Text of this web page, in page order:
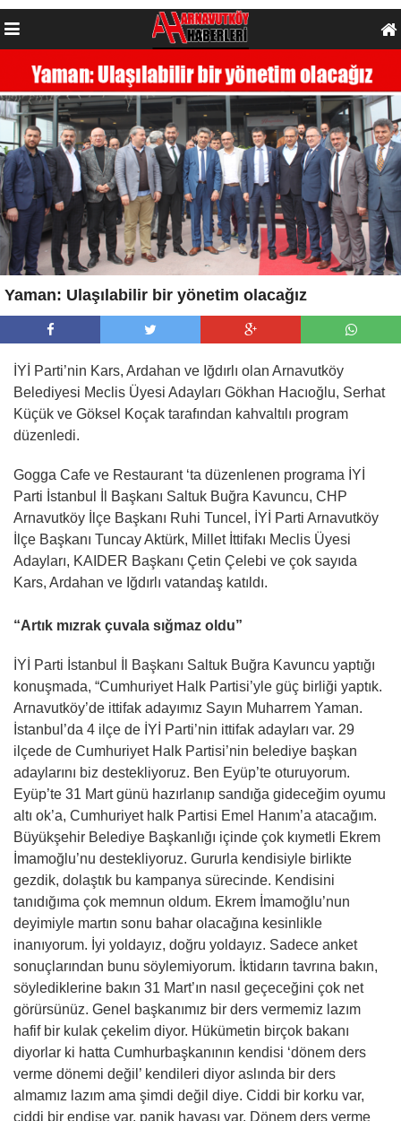
Yaman: Ulaşılabilir bir yönetim olacağız
İYİ Parti’nin Kars, Ardahan ve Iğdırlı olan Arnavutköy
Belediyesi Meclis Üyesi Adayları Gökhan Hacıoğlu, Serhat
Küçük ve Göksel Koçak tarafından kahvaltılı program
düzenledi.
Gogga Cafe ve Restaurant ‘ta düzenlenen programa İYİ
Parti İstanbul İl Başkanı Saltuk Buğra Kavuncu, CHP
Arnavutköy İlçe Başkanı Ruhi Tuncel, İYİ Parti Arnavutköy
İlçe Başkanı Tuncay Aktürk, Millet İttifakı Meclis Üyesi
Adayları, KAIDER Başkanı Çetin Çelebi ve çok sayıda
Kars, Ardahan ve Iğdırlı vatandaş katıldı.
“Artık mızrak çuvala sığmaz oldu”
İYİ Parti İstanbul İl Başkanı Saltuk Buğra Kavuncu yaptığı
konuşmada, “Cumhuriyet Halk Partisi’yle güç birliği yaptık.
Arnavutköy’de ittifak adayımız Sayın Muharrem Yaman.
İstanbul’da 4 ilçe de İYİ Parti’nin ittifak adayları var. 29
ilçede de Cumhuriyet Halk Partisi’nin belediye başkan
adaylarını biz destekliyoruz. Ben Eyüp’te oturuyorum.
Eyüp’te 31 Mart günü hazırlanıp sandığa gideceğim oyumu
altı ok’a, Cumhuriyet halk Partisi Emel Hanım’a atacağım.
Büyükşehir Belediye Başkanlığı içinde çok kıymetli Ekrem
İmamoğlu’nu destekliyoruz. Gururla kendisiyle birlikte
gezdik, dolaştık bu kampanya sürecinde. Kendisini
tanıdığıma çok memnun oldum. Ekrem İmamoğlu’nun
deyimiyle martın sonu bahar olacağına kesinlikle
inanıyorum. İyi yoldayız, doğru yoldayız. Sadece anket
sonuçlarından bunu söylemiyorum. İktidarın tavrına bakın,
söylediklerine bakın 31 Mart’ın nasıl geçeceğini çok net
görürsünüz. Genel başkanımız bir ders vermemiz lazım
hafif bir kulak çekelim diyor. Hükümetin birçok bakanı
diyorlar ki hatta Cumhurbaşkanının kendisi ‘dönem ders
verme dönemi değil’ kendileri diyor aslında bir ders
almamız lazım ama şimdi değil diye. Ciddi bir korku var,
ciddi bir endişe var, panik havası var. Dönem ders verme